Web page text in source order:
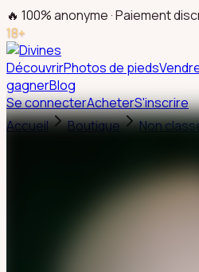
🔥 100% anonyme · Paiement
18+
DécouvrirPhotos de pieds
gagnerBlog
Se connecterAcheterS'inscrire
Accueil
Boutique Non